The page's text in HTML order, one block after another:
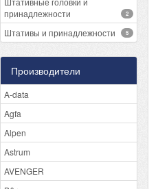
принадлежности
2
Штативы и принадлежности 5
Производители
A-data
Agfa
Alpen
Astrum
AVENGER